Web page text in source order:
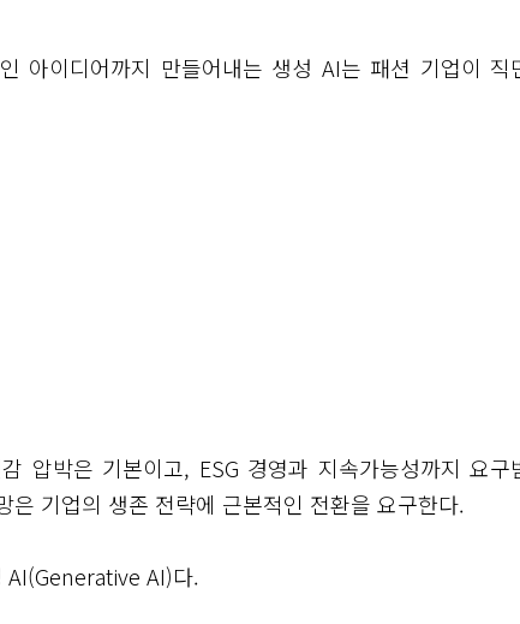
아이디어까지 만들어내는 생성 AI는 패션 기업이 직
압박은 기본이고, ESG 경영과 지속가능성까지 요구
기업의 생존 전략에 근본적인 전환을 요구한다.
AI(Generative AI)다.